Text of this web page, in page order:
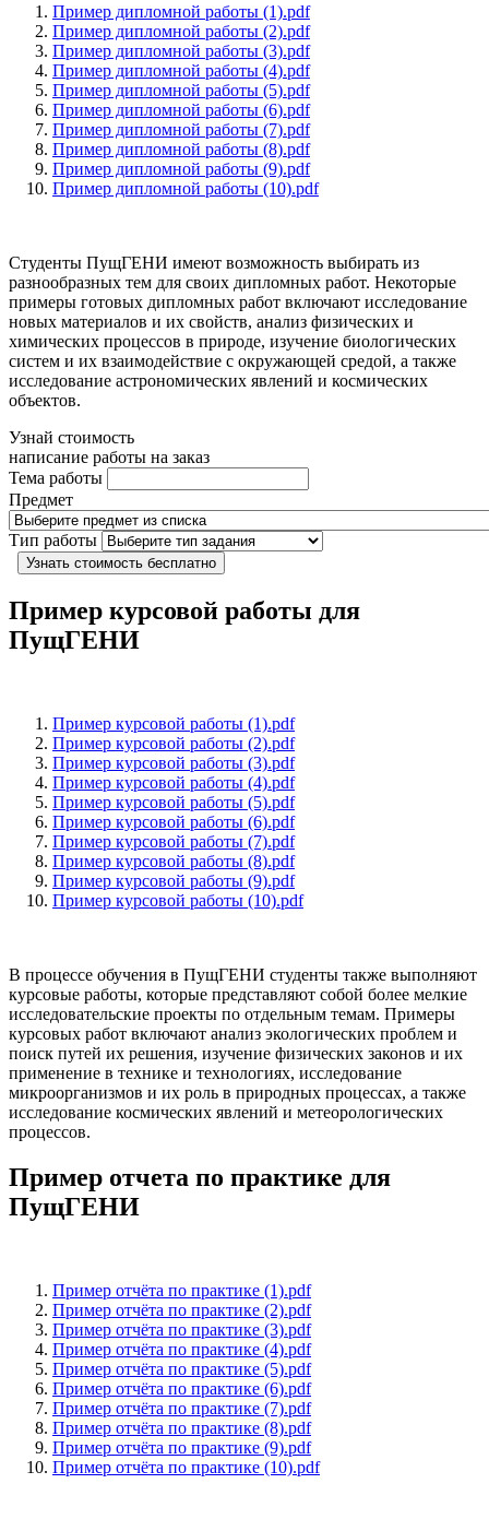
Пример дипломной работы (1).pdf
Пример дипломной работы (2).pdf
Пример дипломной работы (3).pdf
Пример дипломной работы (4).pdf
Пример дипломной работы (5).pdf
Пример дипломной работы (6).pdf
Пример дипломной работы (7).pdf
Пример дипломной работы (8).pdf
Пример дипломной работы (9).pdf
Пример дипломной работы (10).pdf
Студенты ПущГЕНИ имеют возможность выбирать из
разнообразных тем для своих дипломных работ. Некоторые
примеры готовых дипломных работ включают исследование
новых материалов и их свойств, анализ физических и
химических процессов в природе, изучение биологических
систем и их взаимодействие с окружающей средой, а также
исследование астрономических явлений и космических
объектов.
Узнай стоимость
написание работы на заказ
Тема работы
Предмет
Тип работы
Узнать стоимость бесплатно
Пример курсовой работы для
ПущГЕНИ
Пример курсовой работы (1).pdf
Пример курсовой работы (2).pdf
Пример курсовой работы (3).pdf
Пример курсовой работы (4).pdf
Пример курсовой работы (5).pdf
Пример курсовой работы (6).pdf
Пример курсовой работы (7).pdf
Пример курсовой работы (8).pdf
Пример курсовой работы (9).pdf
Пример курсовой работы (10).pdf
В процессе обучения в ПущГЕНИ студенты также выполняют
курсовые работы, которые представляют собой более мелкие
исследовательские проекты по отдельным темам. Примеры
курсовых работ включают анализ экологических проблем и
поиск путей их решения, изучение физических законов и их
применение в технике и технологиях, исследование
микроорганизмов и их роль в природных процессах, а также
исследование космических явлений и метеорологических
процессов.
Пример отчета по практике для
ПущГЕНИ
Пример отчёта по практике (1).pdf
Пример отчёта по практике (2).pdf
Пример отчёта по практике (3).pdf
Пример отчёта по практике (4).pdf
Пример отчёта по практике (5).pdf
Пример отчёта по практике (6).pdf
Пример отчёта по практике (7).pdf
Пример отчёта по практике (8).pdf
Пример отчёта по практике (9).pdf
Пример отчёта по практике (10).pdf